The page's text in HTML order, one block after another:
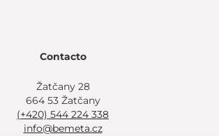
Contacto
Žatčany 28
664 53 Žatčany
(+420) 544 224 338
info@bemeta.cz